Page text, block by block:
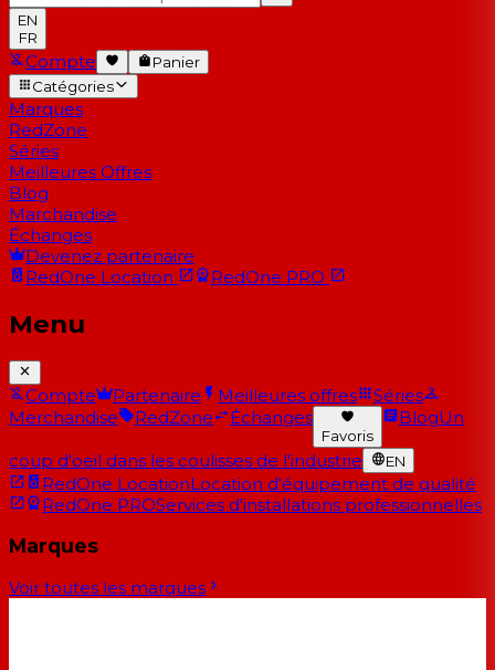
EN
FR
Compte
Panier
Catégories
Marques
RedZone
Séries
Meilleures Offres
Blog
Marchandise
Échanges
Devenez partenaire
RedOne Location RedOne PRO
Menu
Compte Partenaire Meilleures offres
Séries
Merchandise
RedZone Échanges
Favoris
BlogUn
coup d'oeil dans les coulisses de l'industrie EN
RedOne LocationLocation d'équipement de qualité
RedOne PROServices d'installations professionnelles
Marques
Voir toutes les marques